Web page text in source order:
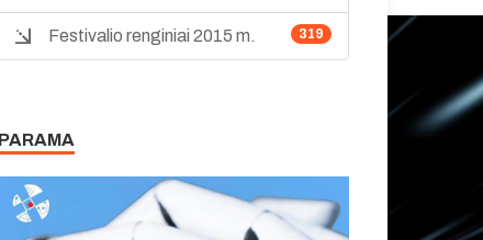
319
Festivalio renginiai 2015 m.
PARAMA